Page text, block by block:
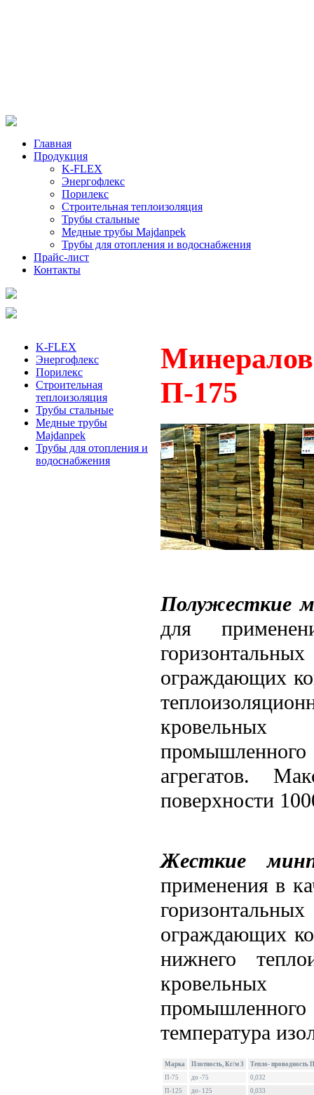
Главная
Продукция
K-FLEX
Энергофлекс
Порилекс
Строительная теплоизоляция
Трубы стальные
Медные трубы Majdanpek
Трубы для отопления и водоснабжения
Прайс-лист
Контакты
K-FLEX
Энергофлекс
Порилекс
Строительная
теплоизоляция
Трубы стальные
Медные трубы
Majdanpek
Трубы для отопления и
водоснабжения
П-175
Полужесткие
для
ограждающих
кровельных
промышленного
агрегатов.
поверхности
Жесткие
применения в
ограждающих
нижнего
кровельных
температура
Марка Плотность, Кг/м 3 Тепло- проводность
П-75
до -75
0,032
П-125
до- 125
0,033